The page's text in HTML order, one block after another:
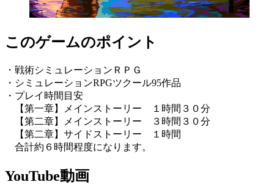
このゲームのポイント
・戦術シミュレーションＲＰＧ
・シミュレーションRPGツクール95作品
・プレイ時間目安
【第一章】メインストーリー １時間３０分
【第二章】メインストーリー ３時間３０分
【第二章】サイドストーリー １時間
合計約６時間程度になります。
YouTube動画